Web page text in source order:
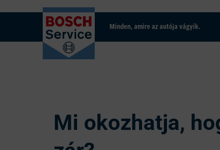
Minden, amire az autója vágyik.
Mi okozhatja,